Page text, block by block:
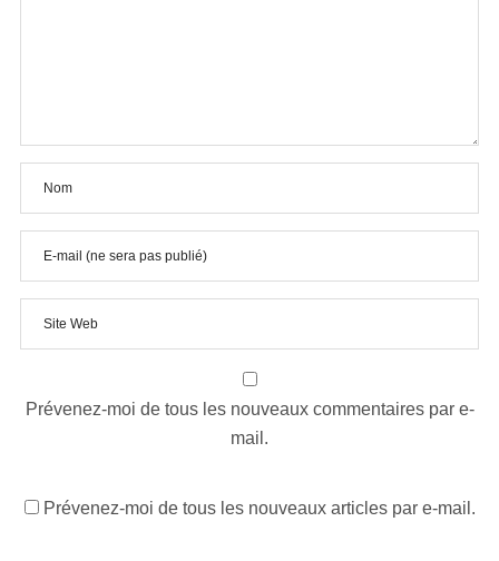
Prévenez-moi de tous les nouveaux commentaires par e-
mail.
Prévenez-moi de tous les nouveaux articles par e-mail.